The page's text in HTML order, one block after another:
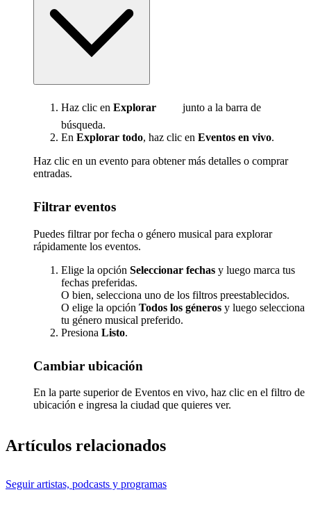
Haz clic en Explorar
junto a la barra de
búsqueda.
En Explorar todo, haz clic en Eventos en vivo.
Haz clic en un evento para obtener más detalles o comprar
entradas.
Filtrar eventos
Puedes filtrar por fecha o género musical para explorar
rápidamente los eventos.
Elige la opción Seleccionar fechas y luego marca tus
fechas preferidas.
O bien, selecciona uno de los filtros preestablecidos.
O elige la opción Todos los géneros y luego selecciona
tu género musical preferido.
Presiona Listo.
Cambiar ubicación
En la parte superior de Eventos en vivo, haz clic en el filtro de
ubicación e ingresa la ciudad que quieres ver.
Artículos relacionados
Seguir artistas, podcasts y programas